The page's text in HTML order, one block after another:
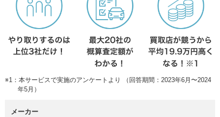
※1：本サービスで実施のアンケートより （回答期間：2023年6月〜2024
年5月）
メーカー